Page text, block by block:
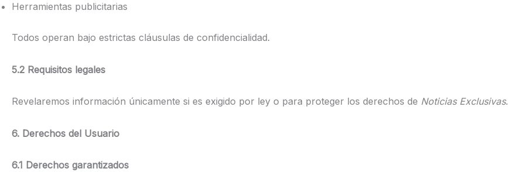
Herramientas publicitarias
Todos operan bajo estrictas cláusulas de confidencialidad.
5.2 Requisitos legales
Revelaremos información únicamente si es exigido por ley o para proteger los derechos de Noticias Exclusivas.
6. Derechos del Usuario
6.1 Derechos garantizados